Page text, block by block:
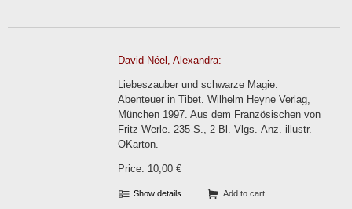
David-Néel, Alexandra:
Liebeszauber und schwarze Magie.
Abenteuer in Tibet. Wilhelm Heyne Verlag,
München 1997. Aus dem Französischen von
Fritz Werle. 235 S., 2 Bl. Vlgs.-Anz. illustr.
OKarton.
Price: 10,00 €
Show details… Add to cart